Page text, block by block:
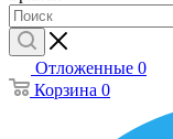
Отложенные 0
Корзина 0